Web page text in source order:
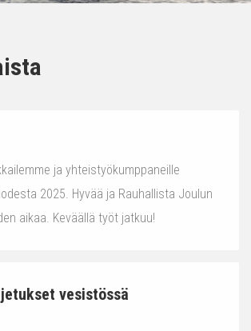
ja yhteistyökumppaneille
2025. Hyvää ja Rauhallista Joulun
aikaa. Keväällä työt jatkuu!
vesistössä